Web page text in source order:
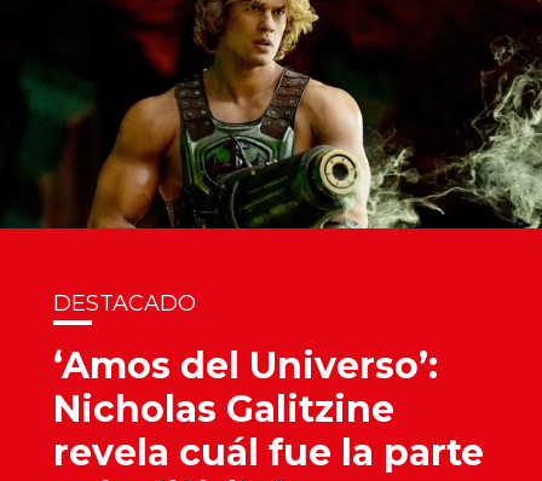
DESTACADO
‘Amos del Universo’:
Nicholas Galitzine
revela cuál fue la parte